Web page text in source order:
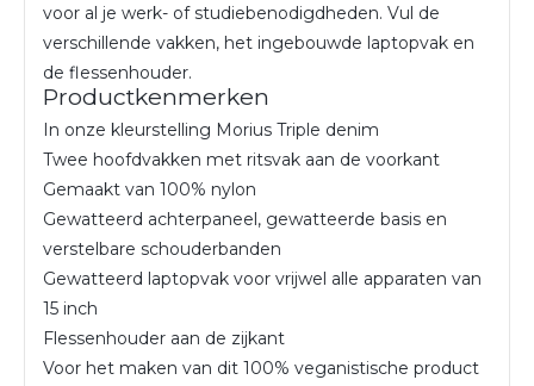
voor al je werk- of studiebenodigdheden. Vul de
verschillende vakken, het ingebouwde laptopvak en
de flessenhouder.
Productkenmerken
In onze kleurstelling Morius Triple denim
Twee hoofdvakken met ritsvak aan de voorkant
Gemaakt van 100% nylon
Gewatteerd achterpaneel, gewatteerde basis en
verstelbare schouderbanden
Gewatteerd laptopvak voor vrijwel alle apparaten van
15 inch
Flessenhouder aan de zijkant
Voor het maken van dit 100% veganistische product